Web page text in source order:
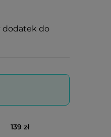
dodatek do
139 zł